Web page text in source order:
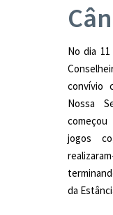
No dia
convívio
Nossa
jogos
da